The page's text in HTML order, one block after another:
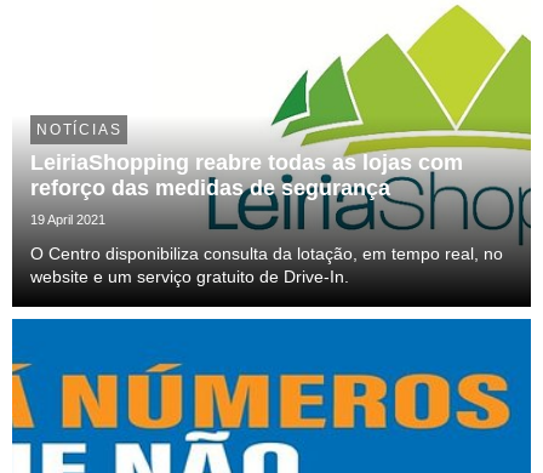
NOTÍCIAS
LeiriaShopping reabre todas as lojas com
reforço das medidas de segurança
19 April 2021
O Centro disponibiliza consulta da lotação, em tempo real, no
website e um serviço gratuito de Drive-In.